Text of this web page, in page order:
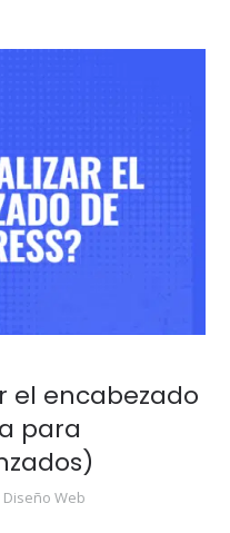
el encabezado
para
Diseño Web